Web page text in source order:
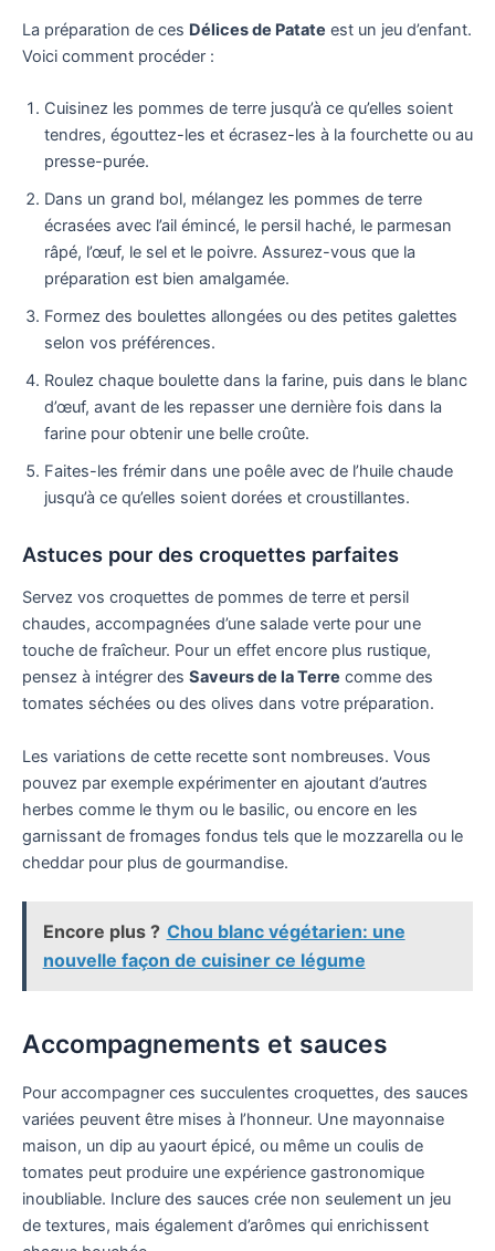
La préparation de ces Délices de Patate est un jeu d’enfant.
Voici comment procéder :
Cuisinez les pommes de terre jusqu’à ce qu’elles soient
tendres, égouttez-les et écrasez-les à la fourchette ou au
presse-purée.
Dans un grand bol, mélangez les pommes de terre
écrasées avec l’ail émincé, le persil haché, le parmesan
râpé, l’œuf, le sel et le poivre. Assurez-vous que la
préparation est bien amalgamée.
Formez des boulettes allongées ou des petites galettes
selon vos préférences.
Roulez chaque boulette dans la farine, puis dans le blanc
d’œuf, avant de les repasser une dernière fois dans la
farine pour obtenir une belle croûte.
Faites-les frémir dans une poêle avec de l’huile chaude
jusqu’à ce qu’elles soient dorées et croustillantes.
Astuces pour des croquettes parfaites
Servez vos croquettes de pommes de terre et persil
chaudes, accompagnées d’une salade verte pour une
touche de fraîcheur. Pour un effet encore plus rustique,
pensez à intégrer des Saveurs de la Terre comme des
tomates séchées ou des olives dans votre préparation.
Les variations de cette recette sont nombreuses. Vous
pouvez par exemple expérimenter en ajoutant d’autres
herbes comme le thym ou le basilic, ou encore en les
garnissant de fromages fondus tels que le mozzarella ou le
cheddar pour plus de gourmandise.
Encore plus ? Chou blanc végétarien: une
nouvelle façon de cuisiner ce légume
Accompagnements et sauces
Pour accompagner ces succulentes croquettes, des sauces
variées peuvent être mises à l’honneur. Une mayonnaise
maison, un dip au yaourt épicé, ou même un coulis de
tomates peut produire une expérience gastronomique
inoubliable. Inclure des sauces crée non seulement un jeu
de textures, mais également d’arômes qui enrichissent